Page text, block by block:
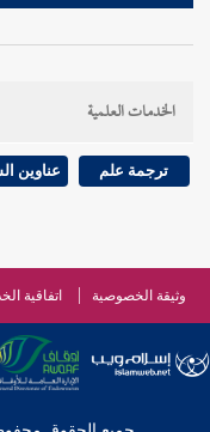
الخدمات العلمية
ترجمة علم عناوين
وثيقة الخصوصية اتفاقية